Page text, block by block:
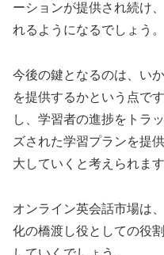
ーションが提供され続け
れるようになるでしょう。
今後の鍵となるのは、い
を提供するかという点で
し、学習者の進捗をトラ
ズされた学習プランを提
大していくと考えられます
オンライン英会話市場は
化の橋渡し役としての役